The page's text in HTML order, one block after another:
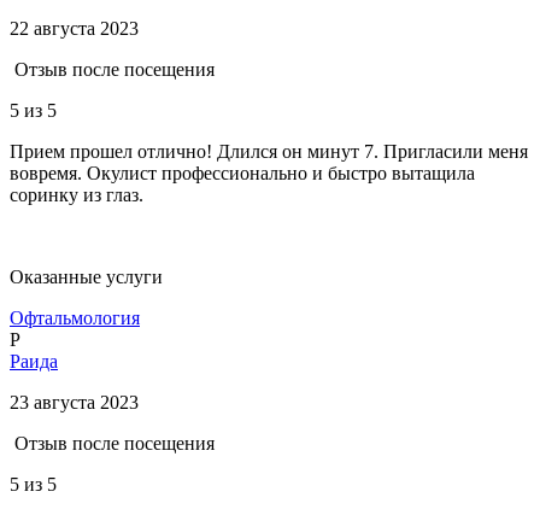
22 августа 2023
Отзыв после посещения
5 из 5
Прием прошел отлично! Длился он минут 7. Пригласили меня
вовремя. Окулист профессионально и быстро вытащила
соринку из глаз.
Оказанные услуги
Офтальмология
Р
Раида
23 августа 2023
Отзыв после посещения
5 из 5